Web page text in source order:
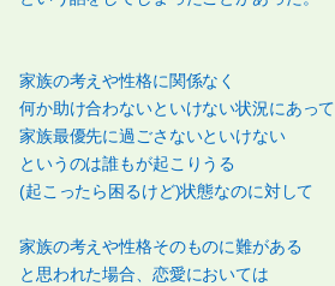
家族の考えや性格に関係なく
何か助け合わないといけない状況にあって
家族最優先に過ごさないといけない
というのは誰もが起こりうる
(起こったら困るけど)状態なのに対して
家族の考えや性格そのものに難がある
と思われた場合、恋愛においては